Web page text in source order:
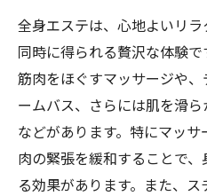
エステを通じた効
順
心身のリフレッシ
組み方
エステ施術で心身
なアプローチ
全身エステは、心地よいリ
同時に得られる贅沢な体験
筋肉をほぐすマッサージや
ームバス、さらには肌を滑
などがあります。特にマッ
肉の緊張を緩和することで
る効果があります。また、